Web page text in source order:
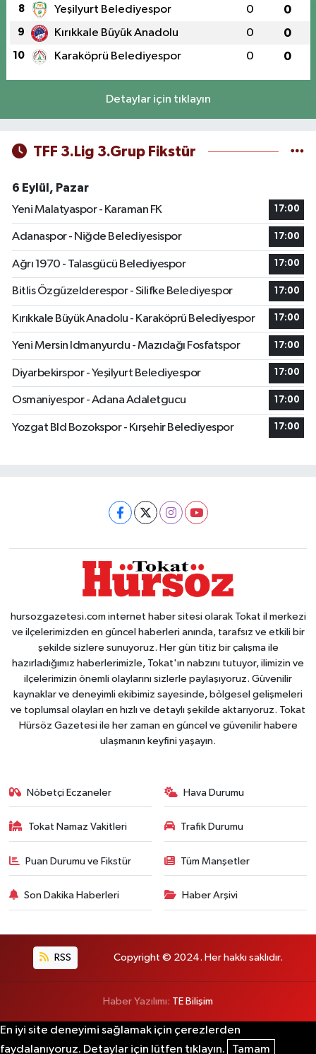
8 Yeşilyurt Belediyespor 0 0
9 Kırıkkale Büyük Anadolu 0 0
10 Karaköprü Belediyespor 0 0
Detaylar için tıklayın
TFF 3.Lig 3.Grup Fikstür
6 Eylül, Pazar
Yeni Malatyaspor - Karaman FK
17:00
Adanaspor - Niğde Belediyesispor 17:00
Ağrı 1970 - Talasgücü Belediyespor 17:00
Bitlis Özgüzelderespor - Silifke Belediyespor 17:00
Kırıkkale Büyük Anadolu - Karaköprü Belediyespor 17:00
Yeni Mersin Idmanyurdu - Mazıdağı Fosfatspor 17:00
Diyarbekirspor - Yeşilyurt Belediyespor 17:00
Osmaniyespor - Adana Adaletgucu 17:00
Yozgat Bld Bozokspor - Kırşehir Belediyespor 17:00
hursozgazetesi.com internet haber sitesi olarak Tokat il merkezi
ve ilçelerimizden en güncel haberleri anında, tarafsız ve etkili bir
şekilde sizlere sunuyoruz. Her gün titiz bir çalışma ile
hazırladığımız haberlerimizle, Tokat'ın nabzını tutuyor, ilimizin ve
ilçelerimizin önemli olaylarını sizlerle paylaşıyoruz. Güvenilir
kaynaklar ve deneyimli ekibimiz sayesinde, bölgesel gelişmeleri
ve toplumsal olayları en hızlı ve detaylı şekilde aktarıyoruz. Tokat
Hürsöz Gazetesi ile her zaman en güncel ve güvenilir habere
ulaşmanın keyfini yaşayın.
Nöbetçi Eczaneler Hava Durumu
Tokat Namaz Vakitleri Trafik Durumu
Puan Durumu ve Fikstür Tüm Manşetler
Son Dakika Haberleri Haber Arşivi
RSS Copyright © 2024. Her hakkı saklıdır.
Haber Yazılımı: TE Bilişim
En iyi site deneyimi sağlamak için çerezlerden
faydalanıyoruz. Detaylar için lütfen tıklayın.
Tamam